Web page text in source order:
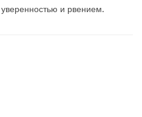
и рвением.